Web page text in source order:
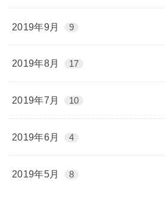
2019年9月 9
2019年8月 17
2019年7月 10
2019年6月 4
2019年5月 8